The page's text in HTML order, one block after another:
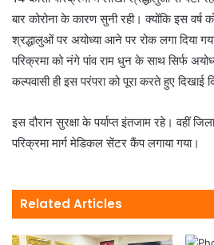
बार कोरोना के कारण सुनी रही। क्योंकि इस
श्रद्धालुओं पर अयोध्या आने पर रोक लगा दिया
परिक्रमा को नंगे पांव राम धुन के साथ सिर्फ
कल्पवासी ही इस परंपरा को पूरा करते हुए दिखाई
इस दौरान सुरक्षा के पर्याप्त इंतजाम रहे। वहीं
परिक्रमा मार्ग मेडिकल सेंटर कैंप लगाया गया।
Related Articles